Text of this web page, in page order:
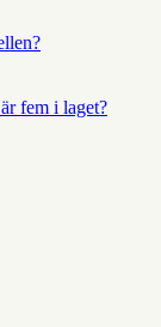
fem i laget?